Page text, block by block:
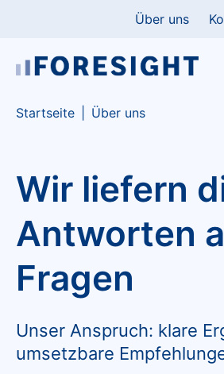
Über uns
You are here:
Startseite Über uns
Wir liefern
Antworten
Fragen
Unser Anspruch: klare
umsetzbare